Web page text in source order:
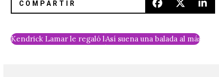
Kendrick Lamar le regaló la mejor de las sorpresas a sus
Así suena una balada al más